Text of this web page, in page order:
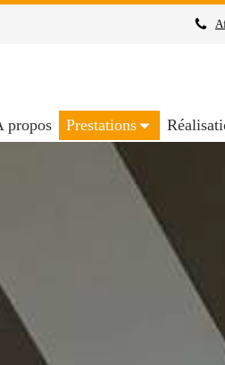
propos Prestations